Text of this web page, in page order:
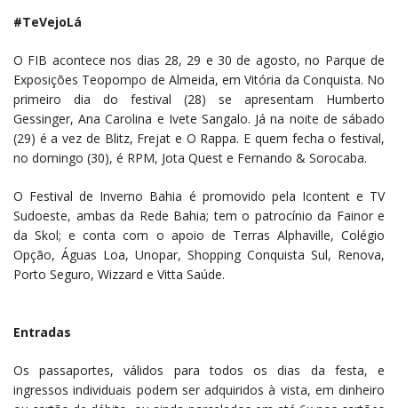
#TeVejoLá
O FIB acontece nos dias 28, 29 e 30 de agosto, no Parque de
Exposições Teopompo de Almeida, em Vitória da Conquista. No
primeiro dia do festival (28) se apresentam Humberto
Gessinger, Ana Carolina e Ivete Sangalo. Já na noite de sábado
(29) é a vez de Blitz, Frejat e O Rappa. E quem fecha o festival,
no domingo (30), é RPM, Jota Quest e Fernando & Sorocaba.
O Festival de Inverno Bahia é promovido pela Icontent e TV
Sudoeste, ambas da Rede Bahia; tem o patrocínio da Fainor e
da Skol; e conta com o apoio de Terras Alphaville, Colégio
Opção, Águas Loa, Unopar, Shopping Conquista Sul, Renova,
Porto Seguro, Wizzard e Vitta Saúde.
Entradas
Os passaportes, válidos para todos os dias da festa, e
ingressos individuais podem ser adquiridos à vista, em dinheiro